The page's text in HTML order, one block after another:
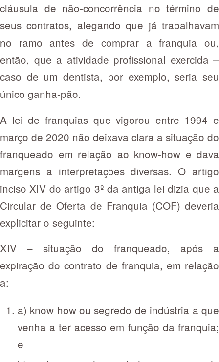
cláusula de não-concorrência no término de
seus contratos, alegando que já trabalhavam
no ramo antes de comprar a franquia ou,
então, que a atividade profissional exercida –
caso de um dentista, por exemplo, seria seu
único ganha-pão.
A lei de franquias que vigorou entre 1994 e
março de 2020 não deixava clara a situação do
franqueado em relação ao know-how e dava
margens a interpretações diversas. O artigo
inciso XIV do artigo 3º da antiga lei dizia que a
Circular de Oferta de Franquia (COF) deveria
explicitar o seguinte:
XIV – situação do franqueado, após a
expiração do contrato de franquia, em relação
a:
a) know how ou segredo de indústria a que
venha a ter acesso em função da franquia;
e